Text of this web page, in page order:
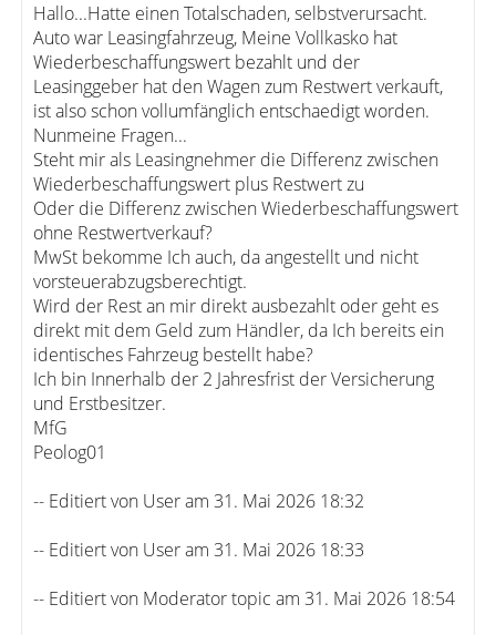
Hallo...Hatte einen Totalschaden, selbstverursacht.
Auto war Leasingfahrzeug, Meine Vollkasko hat
Wiederbeschaffungswert bezahlt und der
Leasinggeber hat den Wagen zum Restwert verkauft,
ist also schon vollumfänglich entschaedigt worden.
Nunmeine Fragen...
Steht mir als Leasingnehmer die Differenz zwischen
Wiederbeschaffungswert plus Restwert zu
Oder die Differenz zwischen Wiederbeschaffungswert
ohne Restwertverkauf?
MwSt bekomme Ich auch, da angestellt und nicht
vorsteuerabzugsberechtigt.
Wird der Rest an mir direkt ausbezahlt oder geht es
direkt mit dem Geld zum Händler, da Ich bereits ein
identisches Fahrzeug bestellt habe?
Ich bin Innerhalb der 2 Jahresfrist der Versicherung
und Erstbesitzer.
MfG
Peolog01
-- Editiert von User am 31. Mai 2026 18:32
-- Editiert von User am 31. Mai 2026 18:33
-- Editiert von Moderator topic am 31. Mai 2026 18:54